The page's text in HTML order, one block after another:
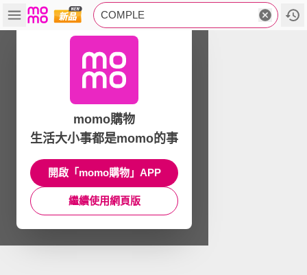
COMPLE
momo購物
生活大小事都是momo的事
開啟「momo購物」APP
繼續使用網頁版